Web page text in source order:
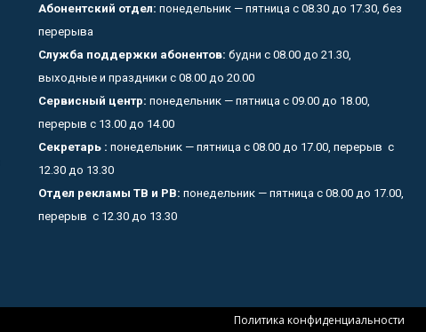
Абонентский отдел: понедельник — пятница с 08.30 до 17.30, без
перерыва
Служба поддержки абонентов: будни с 08.00 до 21.30,
выходные и праздники с 08.00 до 20.00
Сервисный центр: понедельник — пятница с 09.00 до 18.00,
перерыв с 13.00 до 14.00
Секретарь : понедельник — пятница с 08.00 до 17.00, перерыв с
12.30 до 13.30
Отдел рекламы ТВ и РВ: понедельник — пятница с 08.00 до 17.00,
перерыв с 12.30 до 13.30
Политика конфиденциальности